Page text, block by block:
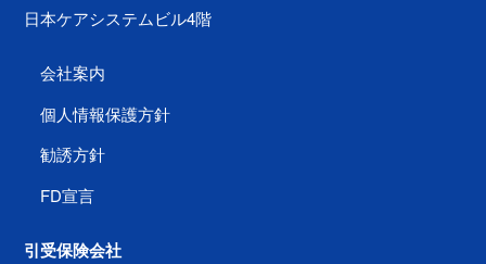
日本ケアシステムビル4階
会社案内
個人情報保護方針
勧誘方針
FD宣言
引受保険会社